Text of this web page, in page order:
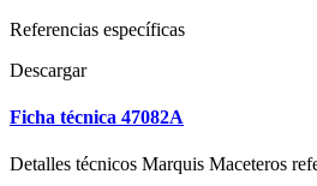
Referencias específicas
Descargar
Ficha técnica 47082A
Detalles técnicos Marquis Maceteros